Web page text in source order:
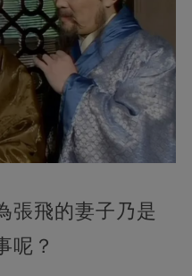
張飛的妻子乃是
呢？